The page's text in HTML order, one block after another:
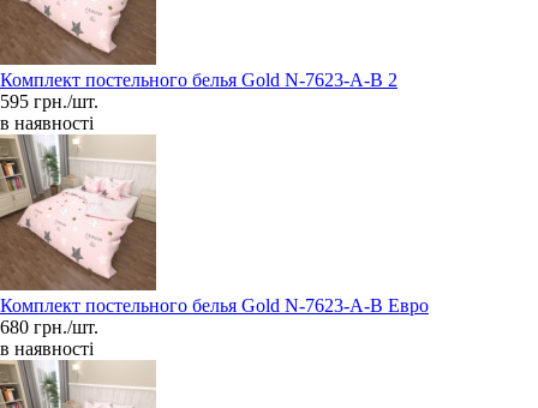
Комплект постельного белья Gold N-7623-A-B 2
595 грн./шт.
в наявності
Комплект постельного белья Gold N-7623-A-B Евро
680 грн./шт.
в наявності